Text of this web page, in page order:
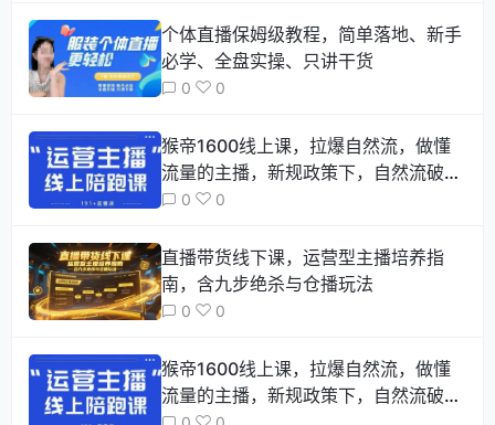
个体直播保姆级教程，简单落地、新手
必学、全盘实操、只讲干货
0 0
猴帝1600线上课，拉爆自然流，做懂
流量的主播，新规政策下，自然流破圈
攻略【更新6月】
0 0
直播带货线下课，运营型主播培养指
南，含九步绝杀与仓播玩法
0 0
猴帝1600线上课，拉爆自然流，做懂
流量的主播，新规政策下，自然流破圈